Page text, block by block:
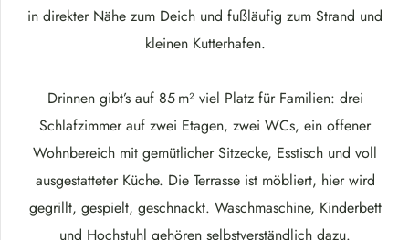
in direkter Nähe zum Deich und fußläufig zum Strand und
kleinen Kutterhafen.
Drinnen gibt’s auf 85 m² viel Platz für Familien: drei
Schlafzimmer auf zwei Etagen, zwei WCs, ein offener
Wohnbereich mit gemütlicher Sitzecke, Esstisch und voll
ausgestatteter Küche. Die Terrasse ist möbliert, hier wird
gegrillt, gespielt, geschnackt. Waschmaschine, Kinderbett
und Hochstuhl gehören selbstverständlich dazu.